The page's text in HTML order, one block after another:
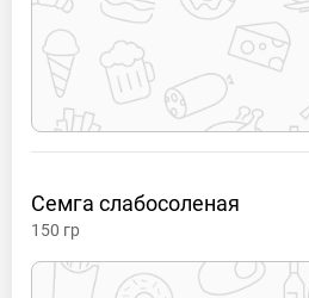
Семга слабосоленая
150 гр